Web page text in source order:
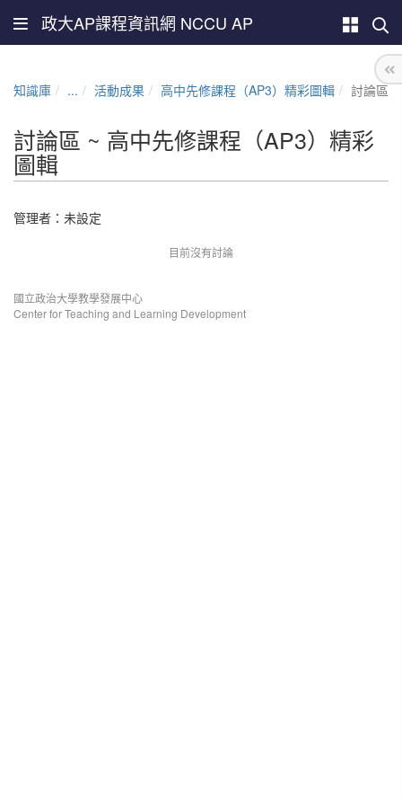
政大AP課程資訊網 NCCU AP
知識庫 ... 活動成果 高中先修課程（AP3）精彩圖輯 討論區
討論區 ~ 高中先修課程（AP3）精彩
圖輯
管理者：未設定
目前沒有討論
國立政治大學教學發展中心
Center for Teaching and Learning Development